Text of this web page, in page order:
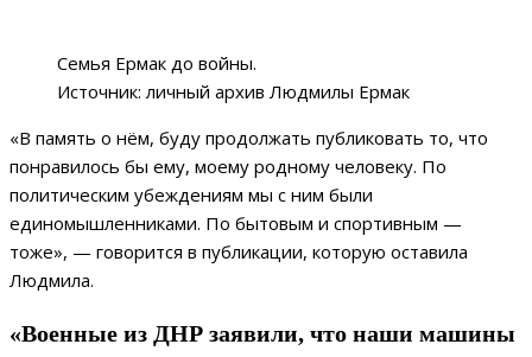
Семья Ермак до войны.
Источник: личный архив Людмилы Ермак
«В память о нём, буду продолжать публиковать то, что
понравилось бы ему, моему родному человеку. По
политическим убеждениям мы с ним были
единомышленниками. По бытовым и спортивным —
тоже», — говорится в публикации, которую оставила
Людмила.
«Военные из ДНР заявили, что наши машины